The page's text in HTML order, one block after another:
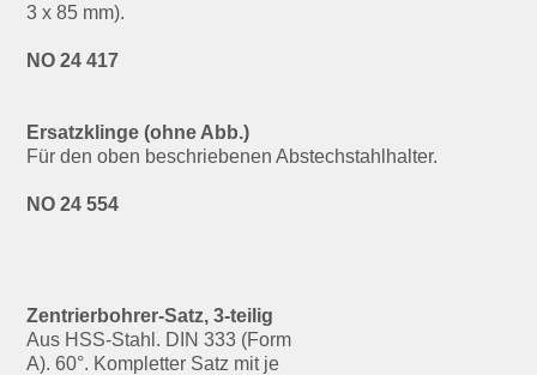
3 x 85 mm).
NO 24 417
Ersatzklinge (ohne Abb.)
Für den oben beschriebenen Abstechstahlhalter.
NO 24 554
Zentrierbohrer-Satz, 3-teilig
Aus HSS-Stahl. DIN 333 (Form
A). 60°. Kompletter Satz mit je